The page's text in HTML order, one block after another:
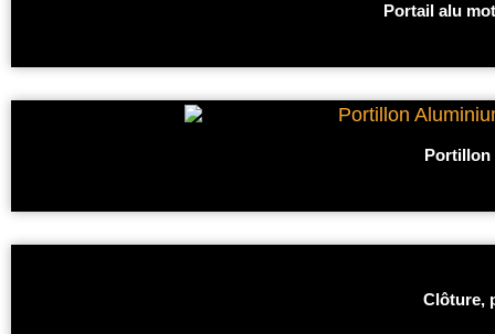
Portail alu
Portillon
Clôture,